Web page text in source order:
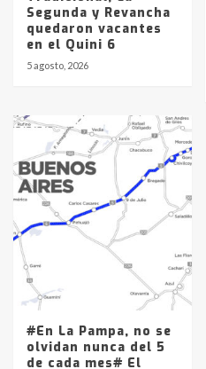
Segunda y Revancha
quedaron vacantes
en el Quini 6
5 agosto, 2026
#En La Pampa, no se
olvidan nunca del 5
de cada mes# El